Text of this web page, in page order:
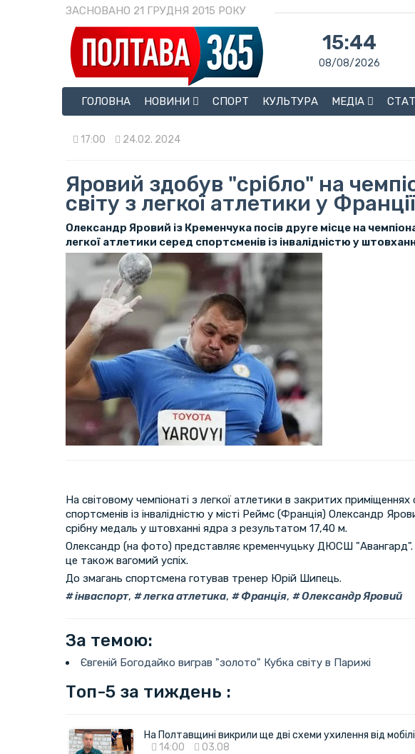
ЗАСНОВАНО 21 ГРУДНЯ 2015 РОКУ
15:44
08/08/2026
ГОЛОВНА
НОВИНИ СПОРТ КУЛЬТУРА МЕДІА
17:00 24.02. 2024
Яровий здобув "срібло" на
світу з легкої атлетики у Франції
Олександр Яровий із Кременчука посів друге місце на
легкої атлетики серед спортсменів із інвалідністю у
На світовому чемпіонаті з легкої атлетики в закритих приміщеннях
спортсменів із інвалідністю у місті Реймс (Франція) Олександр
срібну медаль у штовханні ядра з результатом 17,40 м.
Олександр (на фото) представляє кременчуцьку ДЮСШ
це також вагомий успіх.
До змагань спортсмена готував тренер Юрій Шипець.
інваспорт, легка атлетика, Франція, Олександр Яровий
За темою:
Євгеній Богодайко виграв "золото" Кубка світу в Парижі
Топ-5 за тиждень :
На Полтавщині викрили ще дві схеми ухилення від
14:00
03.08